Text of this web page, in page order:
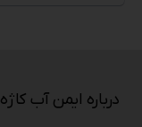
درباره ایمن آب کاژه